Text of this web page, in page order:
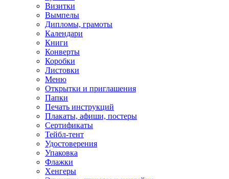
Визитки
Вымпелы
Дипломы, грамоты
Календари
Книги
Конверты
Коробки
Листовки
Меню
Открытки и приглашения
Папки
Печать инструкций
Плакаты, афиши, постеры
Сертификаты
Тейбл-тент
Удостоверения
Упаковка
Флажки
Хенгеры